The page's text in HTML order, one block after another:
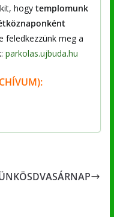
hogy templomunk
feledkezzünk meg a
parkolas.ujbuda.hu